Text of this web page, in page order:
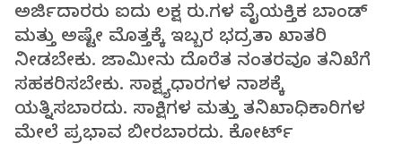
ಅರ್ಜಿದಾರರು ಐದು ಲಕ್ಷ ರು.ಗಳ ವೈಯಕ್ತಿಕ ಬಾಂಡ್
ಮತ್ತು ಅಷ್ಟೇ ಮೊತ್ತಕ್ಕೆ ಇಬ್ಬರ ಭದ್ರತಾ ಖಾತರಿ
ನೀಡಬೇಕು. ಜಾಮೀನು ದೊರೆತ ನಂತರವೂ ತನಿಖೆಗೆ
ಸಹಕರಿಸಬೇಕು. ಸಾಕ್ಷ್ಯಧಾರಗಳ ನಾಶಕ್ಕೆ
ಯತ್ನಿಸಬಾರದು. ಸಾಕ್ಷಿಗಳ ಮತ್ತು ತನಿಖಾಧಿಕಾರಿಗಳ
ಮೇಲೆ ಪ್ರಭಾವ ಬೀರಬಾರದು. ಕೋರ್ಟ್‌